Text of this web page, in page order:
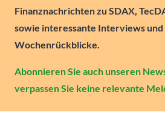
Finanznachrichten zu SDAX,
sowie interessante Interviews und
Wochenrückblicke.
Abonnieren Sie auch unseren
verpassen Sie keine relevante